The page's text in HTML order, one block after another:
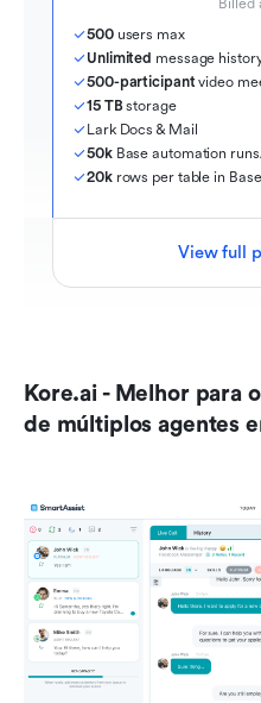
Billed
500 users max
Unlimited message
500-participant video
15 TB storage
Lark Docs & Mail
50k Base automation
20k rows per table in Base
View full
Kore.ai - Melhor para
de múltiplos agentes